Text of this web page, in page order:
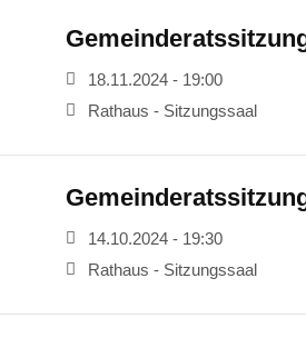
18.11.2024 - 19:00
Rathaus - Sitzungssaal
14.10.2024 - 19:30
Rathaus - Sitzungssaal